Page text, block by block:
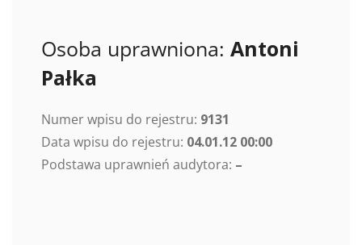
Osoba uprawniona: Antoni
Pałka
Numer wpisu do rejestru: 9131
Data wpisu do rejestru: 04.01.12 00:00
Podstawa uprawnień audytora: –